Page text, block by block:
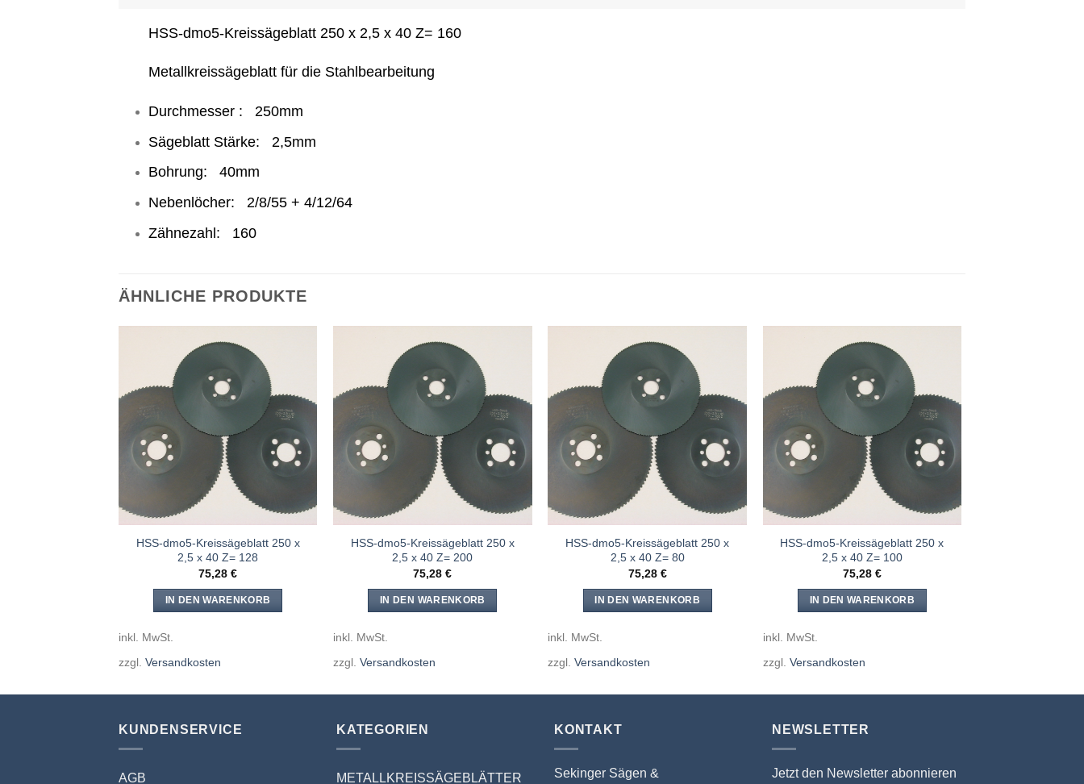
HSS-dmo5-Kreissägeblatt 250 x 2,5 x 40 Z= 160
Metallkreissägeblatt für die Stahlbearbeitung
Durchmesser : 250mm
Sägeblatt Stärke: 2,5mm
Bohrung: 40mm
Nebenlöcher: 2/8/55 + 4/12/64
Zähnezahl: 160
ÄHNLICHE PRODUKTE
Meine
Sägen
hinzufügen
HSS-dmo5-Kreissägeblatt 250 x
2,5 x 40 Z= 128
75,28€
IN DEN WARENKORB
inkl. MwSt.
zzgl. Versandkosten
Meine
Sägen
hinzufügen
HSS-dmo5-Kreissägeblatt 250 x
2,5 x 40 Z= 200
75,28€
IN DEN WARENKORB
inkl. MwSt.
zzgl.Versandkosten
Meine
Sägen
hinzufügen
HSS-dmo5-Kreissägeblatt 250 x
2,5 x 40 Z= 80
75,28 €
IN DEN WARENKORB
inkl. MwSt.
zzgl.Versandkosten
Meine
Sägen
hinzufügen
HSS-dmo5-Kreissägeblatt 250 x
2,5 x 40 Z= 100
75,28 €
IN DEN WARENKORB
inkl. MwSt.
zzgl. Versandkosten
KUNDENSERVICE
AGB
KATEGORIEN
METALLKREISSÄGEBLÄTTER
KONTAKT
Sekinger Sägen &
NEWSLETTER
Jetzt den Newsletter abonnieren